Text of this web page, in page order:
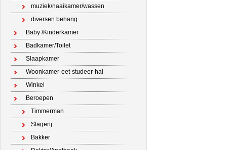
muziek/naaikamer/wassen
diversen behang
Baby /Kinderkamer
Badkamer/Toilet
Slaapkamer
Woonkamer-eet-studeer-hal
Winkel
Beroepen
Timmerman
Slagerij
Bakker